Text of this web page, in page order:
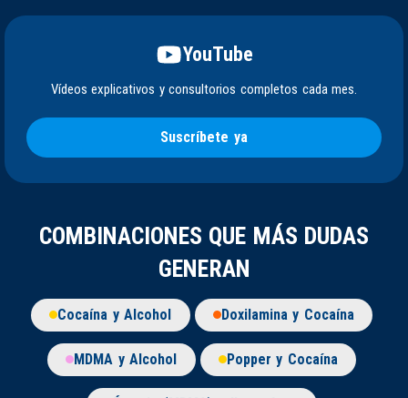
YouTube
Vídeos explicativos y consultorios completos cada mes.
Suscríbete ya
COMBINACIONES QUE MÁS DUDAS
GENERAN
Cocaína y Alcohol Doxilamina y Cocaína
MDMA y Alcohol Popper y Cocaína